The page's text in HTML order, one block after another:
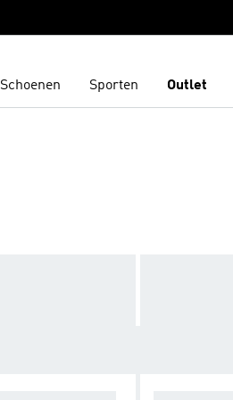
Schoenen Sporten Outlet